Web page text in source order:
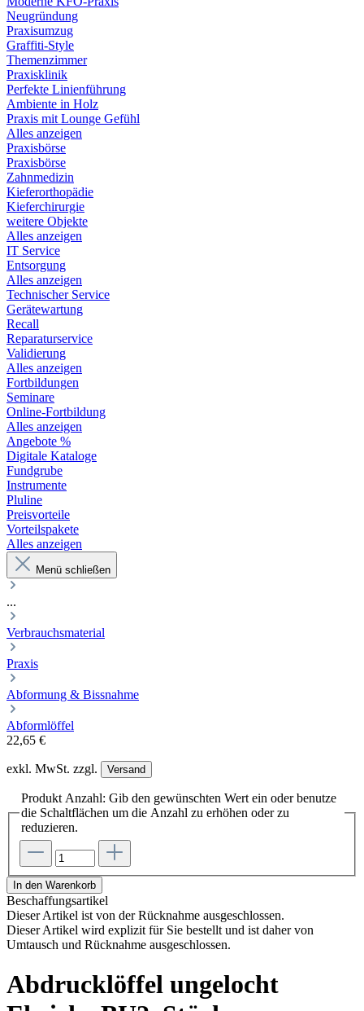
Neugründung
Praxisumzug
Graffiti-Style
Themenzimmer
Praxisklinik
Perfekte Linienführung
Ambiente in Holz
Praxis mit Lounge Gefühl
Alles anzeigen
Praxisbörse
Praxisbörse
Zahnmedizin
Kieferorthopädie
Kieferchirurgie
weitere Objekte
Alles anzeigen
IT Service
Entsorgung
Alles anzeigen
Technischer Service
Gerätewartung
Recall
Reparaturservice
Validierung
Alles anzeigen
Fortbildungen
Seminare
Online-Fortbildung
Alles anzeigen
Angebote %
Digitale Kataloge
Fundgrube
Instrumente
Pluline
Preisvorteile
Vorteilspakete
Alles anzeigen
Menü schließen
...
Verbrauchsmaterial
Praxis
Abformung & Bissnahme
Abformlöffel
22,65 €
exkl. MwSt. zzgl. Versand
Produkt Anzahl: Gib den gewünschten Wert ein oder benutze
die Schaltflächen um die Anzahl zu erhöhen oder zu
reduzieren.
In den Warenkorb
Beschaffungsartikel
Dieser Artikel ist von der Rücknahme ausgeschlossen.
Dieser Artikel wird explizit für Sie bestellt und ist daher von
Umtausch und Rücknahme ausgeschlossen.
Abdrucklöffel ungelocht